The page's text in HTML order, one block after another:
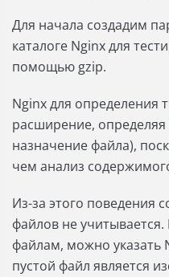
Для начала создадим
каталоге Nginx для
помощью gzip.
Nginx для определения
расширение, определяя
назначение файла),
чем анализ
Из-за этого поведения
файлов не
файлам, можно указать
пустой файл является